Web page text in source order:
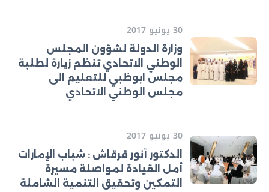
30 يونيو 2017
وزارة الدولة لشؤون المجلس
الوطني الاتحادي تنظم زيارة لطلبة
مجلس ابوظبي للتعليم الى
مجلس الوطني الاتحادي
30 يونيو 2017
الدكتور أنور قرقاش : شباب الإمارات
أمل القيادة لمواصلة مسيرة
التمكين وتحقيق التنمية الشاملة